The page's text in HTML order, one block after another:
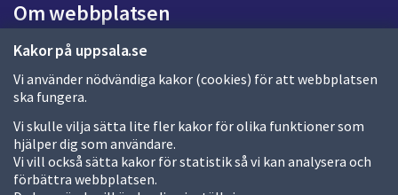
Kakor på uppsala.se
Vi använder nödvändiga kakor (cookies) för att webbplatsen
ska fungera.
Vi skulle vilja sätta lite fler kakor för olika funktioner som
hjälper dig som användare.
Vi vill också sätta kakor för statistik så vi kan analysera och
förbättra webbplatsen.
d
a
Om webbplatsen
Om webbplatsen
Allmänna handlingar och diarium
Behandling av personuppgifter
Kakor
Språk (other languages)